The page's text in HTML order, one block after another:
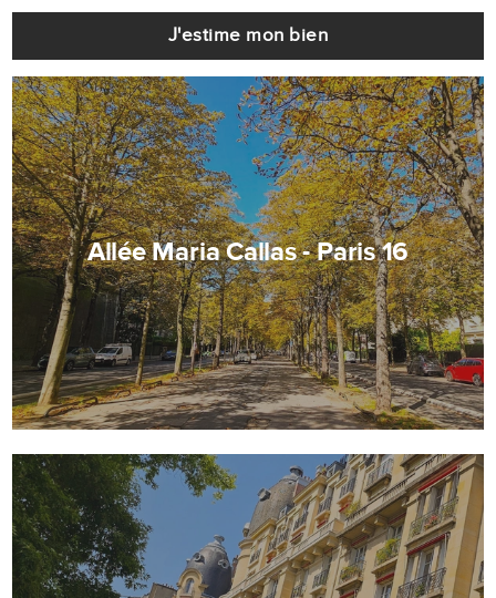
J'estime mon bien
Allée Maria Callas - Paris 16